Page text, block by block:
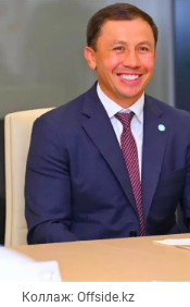
Коллаж: Offside.kz